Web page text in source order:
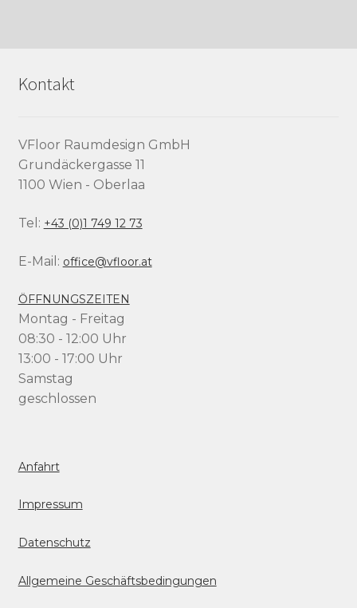
Kontakt
VFloor Raumdesign GmbH
Grundäckergasse 11
1100 Wien - Oberlaa
Tel: +43 (0)1 749 12 73
E-Mail: office@vfloor.at
ÖFFNUNGSZEITEN
Montag - Freitag
08:30 - 12:00 Uhr
13:00 - 17:00 Uhr
Samstag
geschlossen
Anfahrt
Impressum
Datenschutz
Allgemeine Geschäftsbedingungen